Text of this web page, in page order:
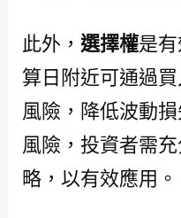
此外， 選擇權是
算日附近可通過
風險，降低波動
風險，投資者需
略，以有效應用。